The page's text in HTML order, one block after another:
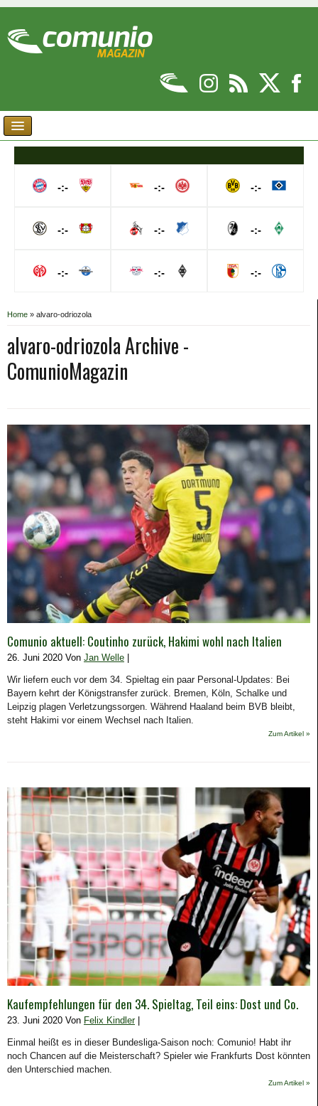
-:-
-:-
-:-
-:-
-:-
-:-
-:-
-:-
-:-
Home » alvaro-odriozola
alvaro-odriozola Archive -
ComunioMagazin
Comunio aktuell: Coutinho zurück, Hakimi wohl nach Italien
26. Juni 2020 Von Jan Welle
Wir liefern euch vor dem 34. Spieltag ein paar Personal-Updates: Bei
Bayern kehrt der Königstransfer zurück. Bremen, Köln, Schalke und
Leipzig plagen Verletzungssorgen. Während Haaland beim BVB bleibt,
steht Hakimi vor einem Wechsel nach Italien.
Zum Artikel »
Kaufempfehlungen für den 34. Spieltag, Teil eins: Dost und Co.
23. Juni 2020 Von Felix Kindler|
Einmal heißt es in dieser Bundesliga-Saison noch: Comunio! Habt ihr
noch Chancen auf die Meisterschaft? Spieler wie Frankfurts Dost könnten
den Unterschied machen.
Zum Artikel »